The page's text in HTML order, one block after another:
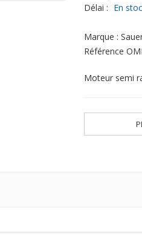
Délai : En
Marque :
Référence
Moteur semi